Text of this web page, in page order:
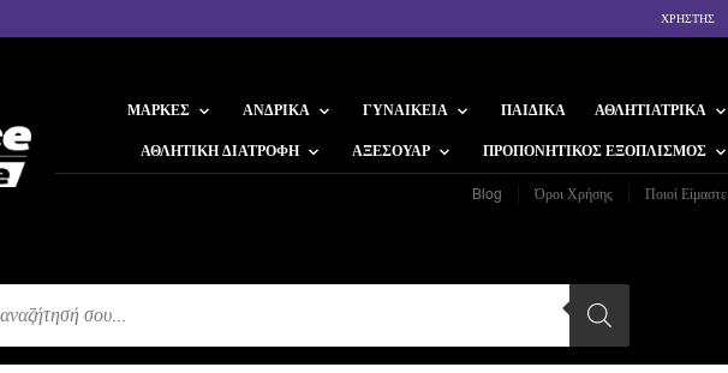
ΧΡΗΣΤΗΣ
ΜΆΡΚΕΣ ΑΝΔΡΙΚΆ ΓΥΝΑΙΚΕΊΑ ΠΑΙΔΙΚΆ
ΑΘΛΗΤΙΑΤΡΙΚΆ
ΑΘΛΗΤΙΚΉ ΔΙΑΤΡΟΦΉ
ΑΞΕΣΟΥΆΡ ΠΡΟΠΟΝΗΤΙΚΌΣ ΕΞΟΠΛΙΣΜΌΣ
Blog Όροι Χρήσης Ποιοί Είμαστε